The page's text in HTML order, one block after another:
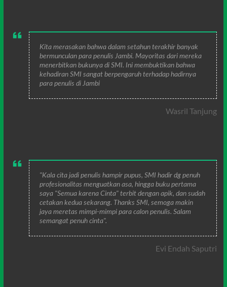
Kita merasakan bahwa dalam setahun terakhir banyak
bermunculan para penulis Jambi. Mayoritas dari mereka
menerbitkan bukunya di SMI. Ini membuktikan bahwa
kehadiran SMI sangat berpengaruh terhadap hadirnya
para penulis di Jambi
Wasril Tanjung
"Kala cita jadi penulis hampir pupus, SMI hadir dg penuh
profesionalitas menguatkan asa, hingga buku pertama
saya "Semua karena Cinta" terbit dengan apik, dan sudah
cetakan kedua sekarang. Thanks SMI, semoga makin
jaya meretas mimpi-mimpi para calon penulis. Salam
semangat penuh cinta".
Evi Endah Saputri